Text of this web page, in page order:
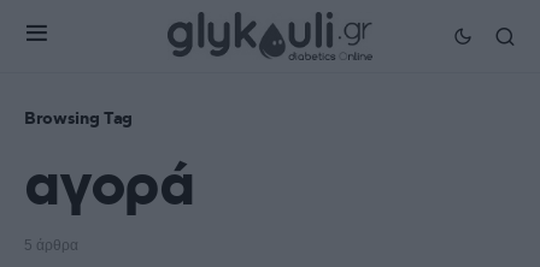
Browsing Tag
αγορά
5 άρθρα